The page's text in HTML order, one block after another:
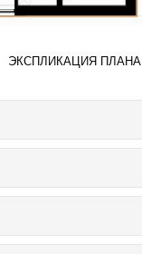
ЭКСПЛИКАЦИЯ ПЛАНА